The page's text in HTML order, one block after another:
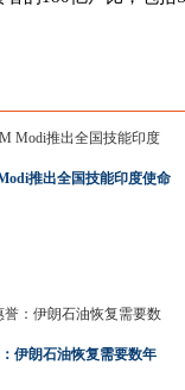
推出全国技能印度使命
伊朗石油恢复需要数年